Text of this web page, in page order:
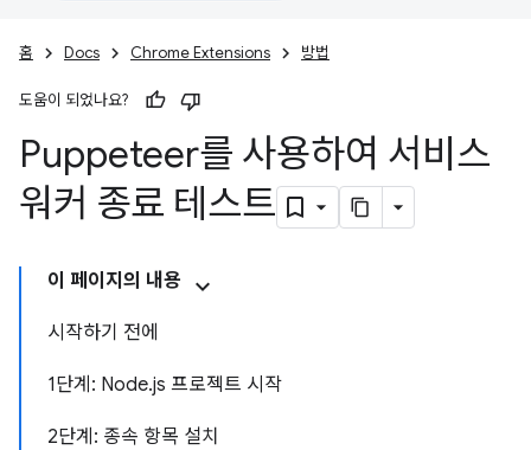
홈 Docs Chrome Extensions 방법
도움이 되었나요?
Puppeteer를 사용하여 서비스
워커 종료 테스트
이 페이지의 내용
시작하기 전에
1단계: Node.js 프로젝트 시작
2단계: 종속 항목 설치